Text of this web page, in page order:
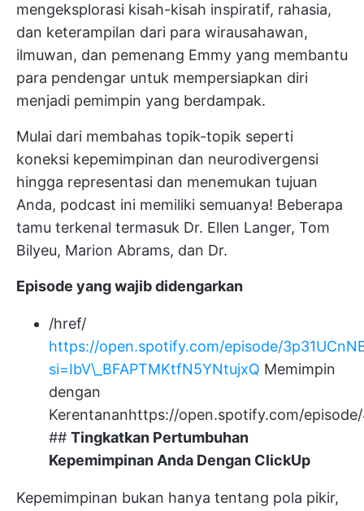
mengeksplorasi kisah-kisah inspiratif, rahasia,
dan keterampilan dari para wirausahawan,
ilmuwan, dan pemenang Emmy yang membantu
para pendengar untuk mempersiapkan diri
menjadi pemimpin yang berdampak.
Mulai dari membahas topik-topik seperti
koneksi kepemimpinan dan neurodivergensi
hingga representasi dan menemukan tujuan
Anda, podcast ini memiliki semuanya! Beberapa
tamu terkenal termasuk Dr. Ellen Langer, Tom
Bilyeu, Marion Abrams, dan Dr.
Episode yang wajib didengarkan
/href/
https://open.spotify.com/episode/
si=IbV\_BFAPTMKtfN5YNtujxQ Memimpin
dengan
Kerentananhttps://open.spotify.com/episode/
## Tingkatkan Pertumbuhan
Kepemimpinan Anda Dengan ClickUp
Kepemimpinan bukan hanya tentang pola pikir,